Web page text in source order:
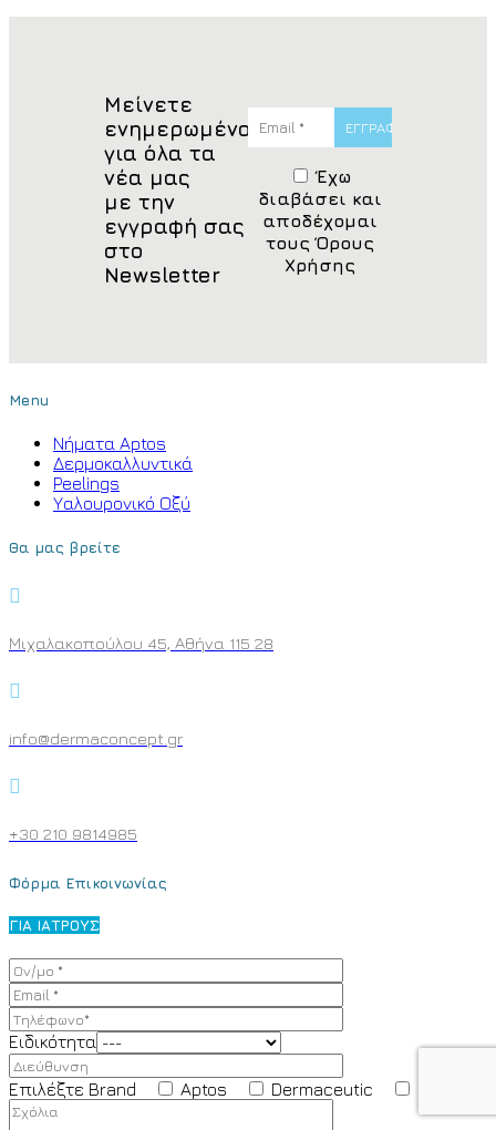
Μείνετε
ενημερωμένοι
για όλα τα
νέα μας
με την
εγγραφή σας
στο
Newsletter
Έχω
διαβάσει και
αποδέχομαι
τους Όρους
Χρήσης
Menu
Νήματα Aptos
Δερμοκαλλυντικά
Peelings
Υαλουρονικό Οξύ
Θα μας βρείτε
Μιχαλακοπούλου 45, Αθήνα 115 28
info@dermaconcept.gr
+30 210 9814985
Φόρμα Επικοινωνίας
ΓΙΑ ΙΑΤΡΟΥΣ
Ειδικότητα
Επιλέξτε Brand Aptos Dermaceutic